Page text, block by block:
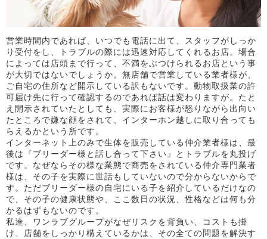
営業時間内であれば、いつでも電話に出て、スタッフがしっか
り受付をし、トラブルの際には迅速対応してくれるお店。場合
によっては店頭まで行って、不満をぶつけられるお店という事
が大切ではないでしょうか。無店舗で営業している業者様が、
ご自宅の住所など開示している訳もないです。動物取扱業の許
可届け先に行って確認するのであれば話は変わりますが。たと
え開示されていたとしても、実際にお客様が怒りながら出向い
たところで嫌な顔をされて、インターホン越しに取り合っても
らえるかという所です。
インターネット上のみで生体を販売している仲介業者様は、最
後は『ブリーダー様と話し合って下さい』とトラブルを丸投げ
です。なぜならその様な業態で商売をされている仲介専門業者
様は、その子を実際に世話もしていないので分からないからで
す。ただブリーダー様の自宅にいる子を紹介しているだけなの
で、その子の健康状態や、ここ数日の状況、性格などは何も分
かるはずもないのです。
私達、ワンラブグループがなぜリスクを背負い、コストも掛
け、店舗をしっかり構えているかは、その全ての問題を解決す